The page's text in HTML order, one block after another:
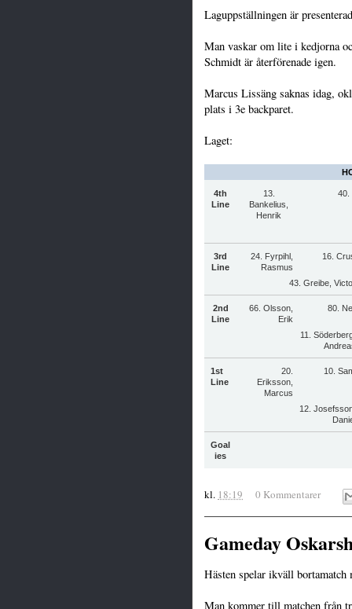
Laguppställningen är
Man vaskar om lite i kedjorna
Schmidt är återförenade igen.
Marcus Lissäng saknas idag,
plats i 3e backparet.
Laget:
4th
Line
13.
Bankelius,
Henrik
40.
3rd
Line
24. Fyrpihl,
Rasmus
16.
43. Greibe,
2nd
Line
66. Olsson,
Erik
80.
11.
1st
Line
20.
Eriksson,
Marcus
10.
12.
Goal
ies
kl. 18:19 0 Kommentarer
Gameday
Hästen spelar ikväll
Man kommer till matchen från